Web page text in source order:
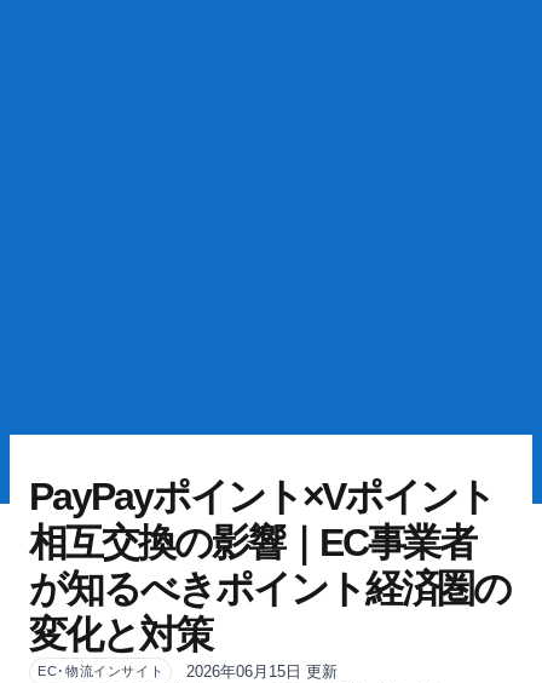
PayPayポイント×Vポイント
相互交換の影響｜EC事業者
が知るべきポイント経済圏の
変化と対策
EC･物流インサイト
2026年06月15日 更新